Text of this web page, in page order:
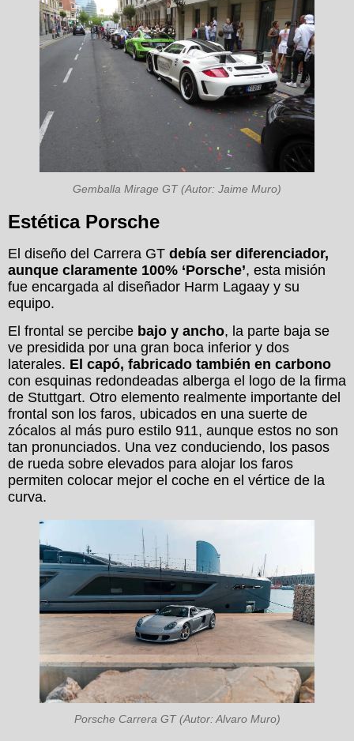
Gemballa Mirage GT (Autor: Jaime Muro)
Estética Porsche
El diseño del Carrera GT debía ser diferenciador,
aunque claramente 100% ‘Porsche’, esta misión
fue encargada al diseñador Harm Lagaay y su
equipo.
El frontal se percibe bajo y ancho, la parte baja se
ve presidida por una gran boca inferior y dos
laterales. El capó, fabricado también en carbono
con esquinas redondeadas alberga el logo de la firma
de Stuttgart. Otro elemento realmente importante del
frontal son los faros, ubicados en una suerte de
zócalos al más puro estilo 911, aunque estos no son
tan pronunciados. Una vez conduciendo, los pasos
de rueda sobre elevados para alojar los faros
permiten colocar mejor el coche en el vértice de la
curva.
Porsche Carrera GT (Autor: Alvaro Muro)